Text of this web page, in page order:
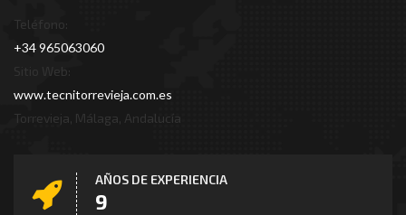
Teléfono:
+34 965063060
Sitio Web:
www.tecnitorrevieja.com.es
Torrevieja, Málaga, Andalucía
AÑOS DE EXPERIENCIA
11